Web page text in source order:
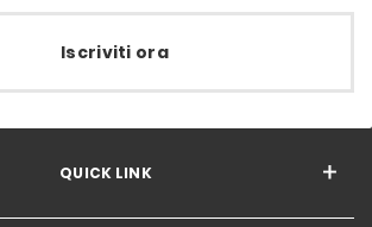
Iscriviti ora
QUICK LINK